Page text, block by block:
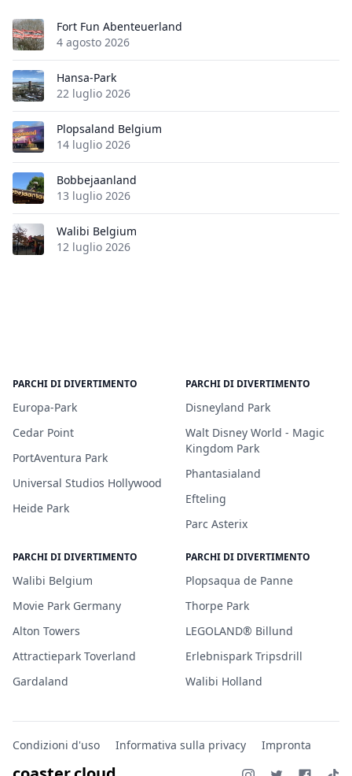
Fort Fun Abenteuerland
4 agosto 2026
Hansa-Park
22 luglio 2026
Plopsaland Belgium
14 luglio 2026
Bobbejaanland
13 luglio 2026
Walibi Belgium
12 luglio 2026
PARCHI DI DIVERTIMENTO
Europa-Park
Cedar Point
PortAventura Park
Universal Studios Hollywood
Heide Park
PARCHI DI DIVERTIMENTO
Disneyland Park
Walt Disney World - Magic
Kingdom Park
Phantasialand
Efteling
Parc Asterix
PARCHI DI DIVERTIMENTO
Walibi Belgium
Movie Park Germany
Alton Towers
Attractiepark Toverland
Gardaland
PARCHI DI DIVERTIMENTO
Plopsaqua de Panne
Thorpe Park
LEGOLAND® Billund
Erlebnispark Tripsdrill
Walibi Holland
Condizioni d'uso Informativa sulla privacy Impronta